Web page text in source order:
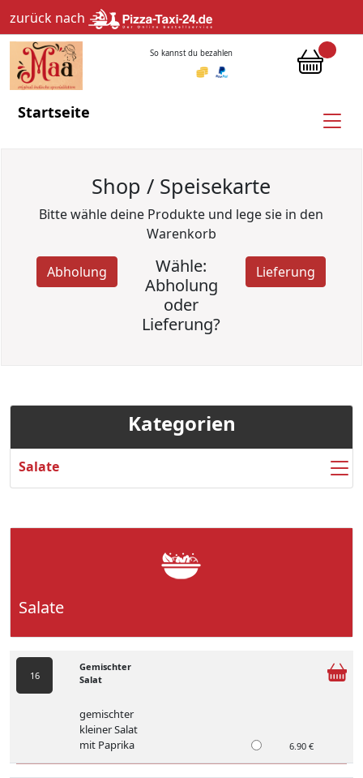
zurück nach
So kannst du bezahlen
Startseite
Shop / Speisekarte
Bitte wähle deine Produkte und lege sie in den
Warenkorb
Abholung
Wähle:
Abholung
oder
Lieferung?
Lieferung
Kategorien
Salate
Salate
16
Gemischter
Salat
gemischter
kleiner Salat
mit Paprika
6.90 €